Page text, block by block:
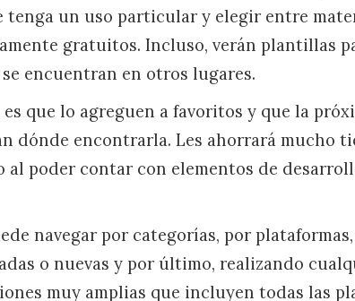
tenga un uso particular y elegir entre
gratuitos. Incluso, verán plantillas
encuentran en otros lugares.
que lo agreguen a favoritos y que la
dónde encontrarla. Les ahorrará mucho
al poder contar con elementos de
navegar por categorías, por
o nuevas y por último, realizando
muy amplias que incluyen todas las